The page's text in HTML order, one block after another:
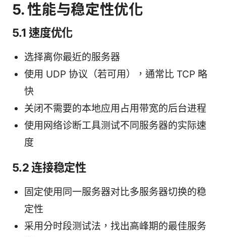
5. 性能与稳定性优化
5.1 速度优化
选择离你最近的服务器
使用 UDP 协议（若可用），通常比 TCP 略
快
关闭不需要的本地应用占用带宽的后台进程
使用网络诊断工具测试不同服务器的实际速
度
5.2 连接稳定性
固定使用同一服务器对比多服务器切换的稳
定性
采用分时段测试法，找出高峰期的最佳服务